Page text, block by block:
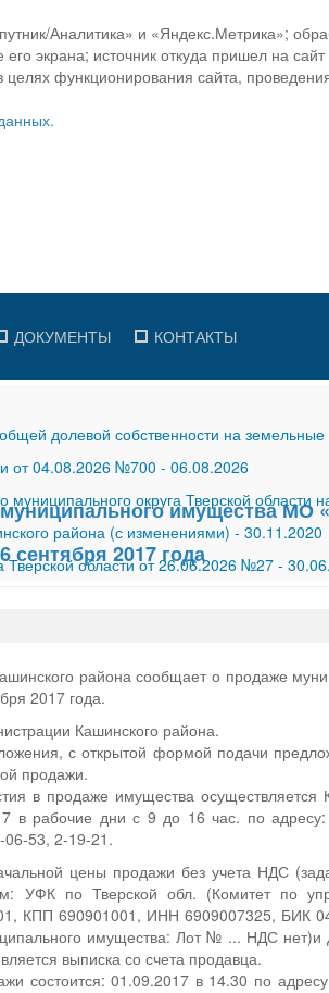
Аналитика» и «Яндекс.Метрика»;
экрана; источник откуда пришел на
функционирования сайта,
ДОКУМЕНТЫ КОНТАКТЫ
долевой собственности на земельные
от 04.08.2026 №700 - 06.08.2026
округа Тверской области
района (с изменениями) - 30.11.2020
Тверской области от 26.06.2026 №27 -
имущества МО
сентября 2017 года
района сообщает о продаже
2017 года.
Кашинского района.
с открытой формой подачи
продажи.
в продаже имущества
в рабочие дни с 9 до 16 час. по
53, 2-19-21.
цены продажи без учета НДС
УФК по Тверской обл. (Комитет по
КПП 690901001, ИНН 6909007325, БИК
имущества: Лот № ... НДС нет)и
выписка со счета продавца.
состоится: 01.09.2017 в 14.30 по